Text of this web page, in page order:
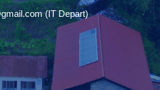
(IT Depart)